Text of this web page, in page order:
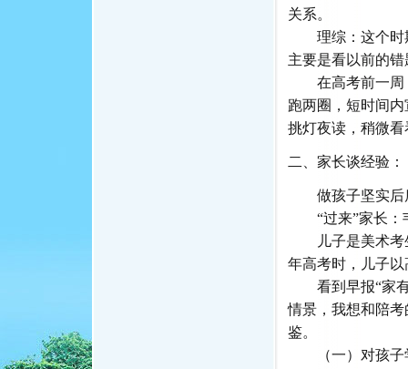
关系。
理综：这个时期
主要是看以前的
在高考前一周，
跑两圈，短时间
挑灯夜读，稍微
二、家长谈经验：
做孩子坚实后
“过来”家长：
儿子是美术考生
年高考时，儿子
看到早报“家有
情景，我想和陪
鉴。
（一）对孩子学